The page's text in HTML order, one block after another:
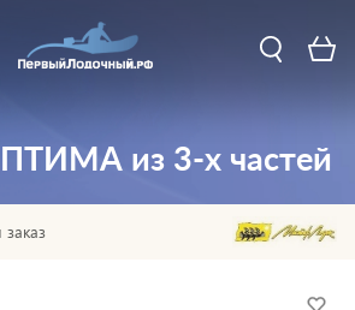
из 3-х частей